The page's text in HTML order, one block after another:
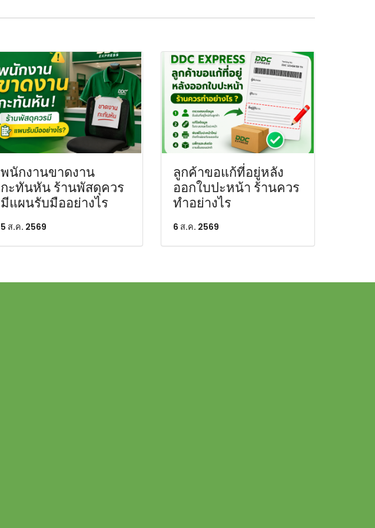
พนักงานขาดงาน
กะทันหัน ร้านพัสดุควร
มีแผนรับมืออย่างไร
5 ส.ค. 2569
ลูกค้าขอแก้ที่อยู่หลัง
ออกใบปะหน้า ร้านควร
ทำอย่างไร
6 ส.ค. 2569